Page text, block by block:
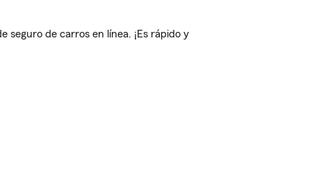
seguro de carros en línea. ¡Es rápido y